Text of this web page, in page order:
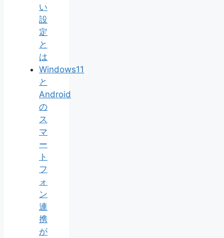
い
設
定
と
は
Windows11
と
Android
の
ス
マ
ー
ト
フ
ォ
ン
連
携
が